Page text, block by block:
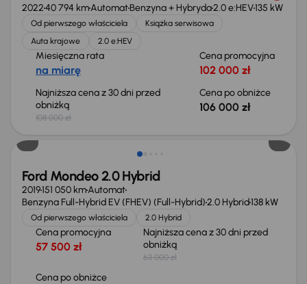
202240 794 kmAutomatBenzyna + Hybryda2.0 e:HEV135 kW
Od pierwszego właściciela
Książka serwisowa
Auta krajowe
2.0 e:HEV
Miesięczna rata
na miarę
Cena promocyjna
102 000 zł
Najniższa cena z 30 dni przed
obniżką
108 000 zł
Cena po obniżce
106 000 zł
Taniej o 1 500 zł
Ford Mondeo 2.0 Hybrid
2019151 050 kmAutomat
Benzyna Full-Hybrid EV (FHEV) (Full-Hybrid)2.0 Hybrid138 kW
Od pierwszego właściciela 2.0 Hybrid
Cena promocyjna
57 500 zł
Najniższa cena z 30 dni przed
obniżką
63 000 zł
Cena po obniżce